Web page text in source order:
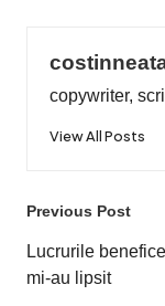
copywriter,
View All Posts
Post
Previous Post
Lucrurile
mi-au lipsit